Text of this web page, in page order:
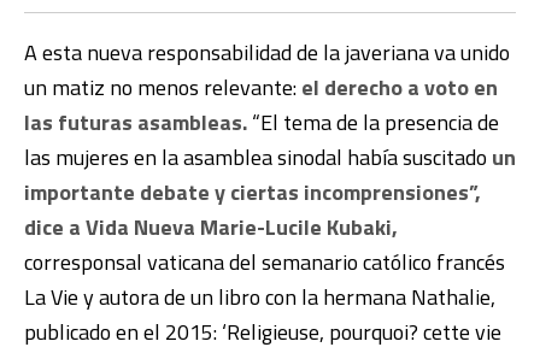
A esta nueva responsabilidad de la javeriana va unido
un matiz no menos relevante:el derecho a voto en
las futuras asambleas.“El tema de la presencia de
las mujeres en la asamblea sinodal había suscitado un
importante debate y ciertas incomprensiones”,
dice a Vida Nueva Marie-Lucile Kubaki,
corresponsal vaticana del semanario católico francés
La Vie y autora de un libro con la hermana Nathalie,
publicado en el 2015: ‘Religieuse, pourquoi? cette vie